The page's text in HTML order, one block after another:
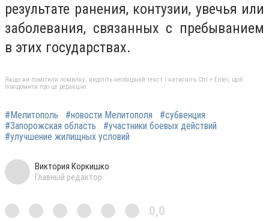
результате ранения, контузии, увечья или
заболевания, связанных с пребыванием
в этих государствах.
Якщо ви помітили помилку, виділіть необхідний текст і натисніть Ctrl + Enter, щоб
повідомити про це редакцію
#Мелитополь #новости Мелитополя
#субвенция
#Запорожская область
#участники боевых действий
#улучшение жилищных условий
Виктория Коркишко
Главный редактор
0,0